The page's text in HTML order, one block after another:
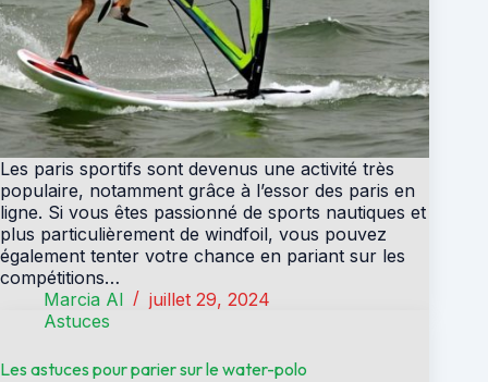
Les paris sportifs sont devenus une activité très
populaire, notamment grâce à l’essor des paris en
ligne. Si vous êtes passionné de sports nautiques et
plus particulièrement de windfoil, vous pouvez
également tenter votre chance en pariant sur les
compétitions…
Marcia Al
juillet 29, 2024
Astuces
Les astuces pour parier sur le water-polo